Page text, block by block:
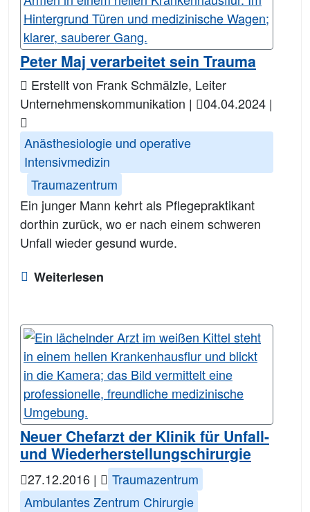
Peter Maj verarbeitet sein Trauma
Erstellt von Frank Schmälzle, Leiter
Unternehmenskommunikation |
04.04.2024 |
Anästhesiologie und operative
Intensivmedizin
Traumazentrum
Ein junger Mann kehrt als Pflegepraktikant
dorthin zurück, wo er nach einem schweren
Unfall wieder gesund wurde.
Weiterlesen
Neuer Chefarzt der Klinik für Unfall-
und Wiederherstellungschirurgie
27.12.2016 |
Traumazentrum
Ambulantes Zentrum Chirurgie